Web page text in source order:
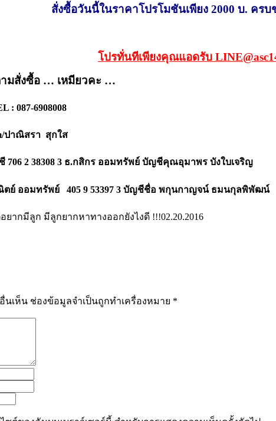
สั่งซื้อวันนี้ในราคาโปรโมชันเพียง 2000 บ. คร
โปรทั่นทีเพียงคุณแอดรับ
มสั่งซื้อ … เหมียวคะ …
: 087-6908008
ปาณิสรา สุกใส
2 38308 3 ธ.กสิกร ออมทรัพย์ บัญชีคุณอุมาพร บังใบเจริญ
ย์ ออมทรัพย์ 405 9 53397 3 บัญชีชื่อ พกุนกาญจน์ ธมนกุลพิพัฒน์
ยากมีลูก มีลูกยากหาทางออกยังไงดี !!!02.20.2016
นเห็น ช่องข้อมูลจำเป็นถูกทำเครื่องหมาย *